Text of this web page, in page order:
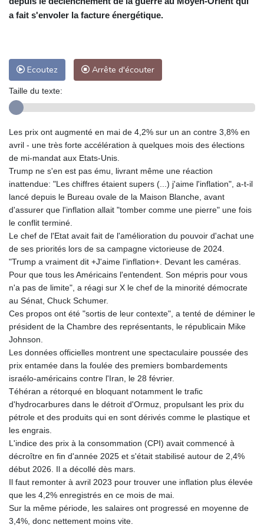
a fait s'envoler la facture énergétique.
Ecoutez Arrête d'écouter
Taille du texte:
Les prix ont augmenté en mai de 4,2% sur un an contre 3,8% en
avril - une très forte accélération à quelques mois des élections
de mi-mandat aux Etats-Unis.
Trump ne s'en est pas ému, livrant même une réaction
inattendue: "Les chiffres étaient supers (...) j'aime l'inflation", a-t-il
lancé depuis le Bureau ovale de la Maison Blanche, avant
d'assurer que l'inflation allait "tomber comme une pierre" une fois
le conflit terminé.
Le chef de l'Etat avait fait de l'amélioration du pouvoir d'achat une
de ses priorités lors de sa campagne victorieuse de 2024.
"Trump a vraiment dit +J'aime l'inflation+. Devant les caméras.
Pour que tous les Américains l'entendent. Son mépris pour vous
n'a pas de limite", a réagi sur X le chef de la minorité démocrate
au Sénat, Chuck Schumer.
Ces propos ont été "sortis de leur contexte", a tenté de déminer le
président de la Chambre des représentants, le républicain Mike
Johnson.
Les données officielles montrent une spectaculaire poussée des
prix entamée dans la foulée des premiers bombardements
israélo-américains contre l'Iran, le 28 février.
Téhéran a rétorqué en bloquant notamment le trafic
d'hydrocarbures dans le détroit d'Ormuz, propulsant les prix du
pétrole et des produits qui en sont dérivés comme le plastique et
les engrais.
L'indice des prix à la consommation (CPI) avait commencé à
décroître en fin d'année 2025 et s'était stabilisé autour de 2,4%
début 2026. Il a décollé dès mars.
Il faut remonter à avril 2023 pour trouver une inflation plus élevée
que les 4,2% enregistrés en ce mois de mai.
Sur la même période, les salaires ont progressé en moyenne de
3,4%, donc nettement moins vite.